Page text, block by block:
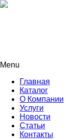
Menu
Главная
Каталог
О Компании
Услуги
Новости
Статьи
Контакты